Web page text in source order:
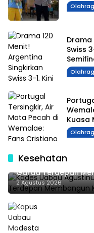
Drama
Swiss
Kuasa
Kesehatan
Kades Uabau
Garda Terdepan
Masyarakat Desa
2 Agustus 2026